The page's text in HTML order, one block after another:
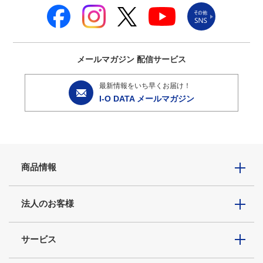
メールマガジン 配信サービス
最新情報をいち早くお届け！
I-O DATA メールマガジン
商品情報
法人のお客様
サービス